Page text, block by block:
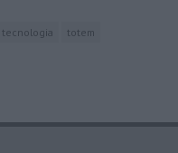
tecnologia
totem